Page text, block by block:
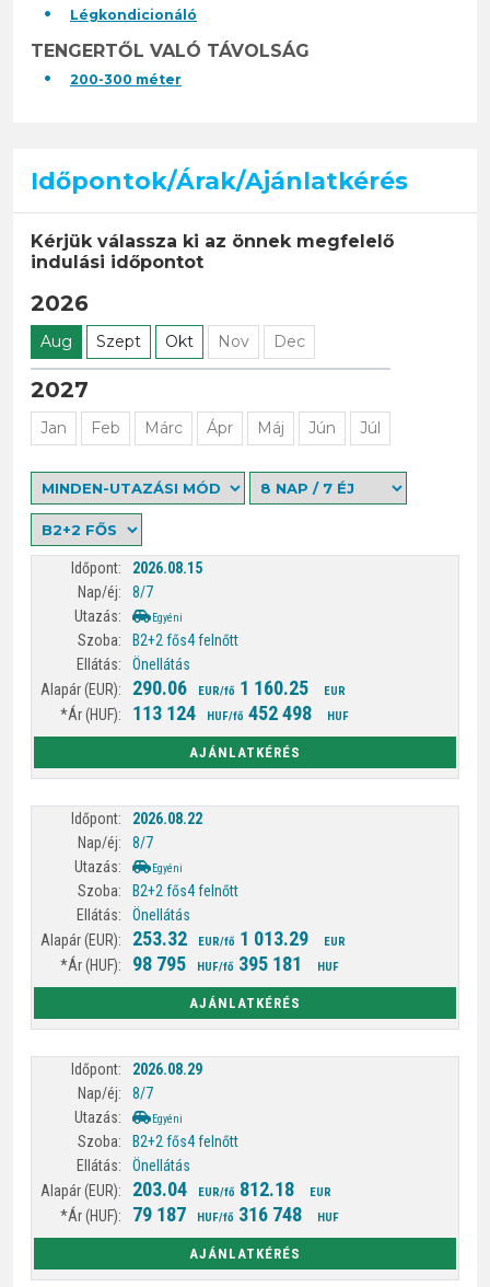
Légkondicionáló
TENGERTŐL VALÓ TÁVOLSÁG
200-300 méter
Időpontok/Árak/Ajánlatkérés
Kérjük válassza ki az önnek megfelelő
indulási időpontot
2026
Aug Szept Okt Nov Dec
2027
Jan Feb Márc Ápr Máj Jún Júl
2026.08.15
8/7
Egyéni
B2+2 fős4 felnőtt
Önellátás
290.06 EUR/fő 1 160.25 EUR
113 124 HUF/fő 452 498 HUF
AJÁNLATKÉRÉS
2026.08.22
8/7
Egyéni
B2+2 fős4 felnőtt
Önellátás
253.32 EUR/fő 1 013.29 EUR
98 795 HUF/fő 395 181 HUF
AJÁNLATKÉRÉS
2026.08.29
8/7
Egyéni
B2+2 fős4 felnőtt
Önellátás
203.04 EUR/fő 812.18 EUR
79 187 HUF/fő 316 748 HUF
AJÁNLATKÉRÉS